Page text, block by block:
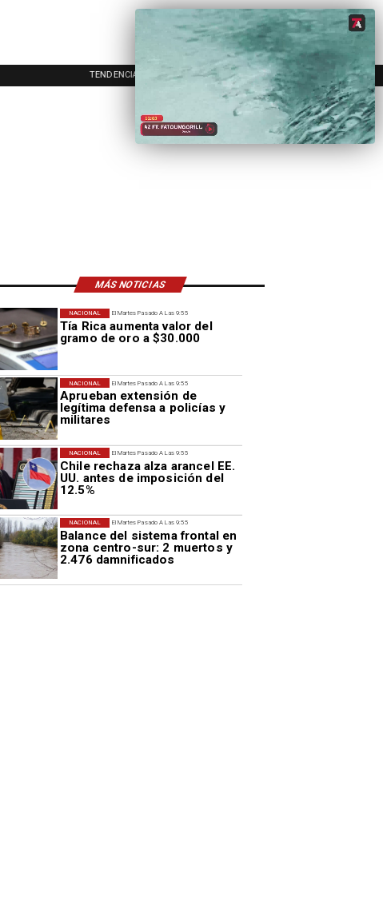
TENDENCIAS EVENTOS
MÁS NOTICIAS
El Martes Pasado A Las 9:55
Tía Rica aumenta valor del
gramo de oro a $30.000
NACIONAL
El Martes Pasado A Las 9:55
Aprueban extensión de
legítima defensa a policías y
militares
NACIONAL
El Martes Pasado A Las 9:55
Chile rechaza alza arancel EE.
UU. antes de imposición del
12.5%
NACIONAL
El Martes Pasado A Las 9:55
Balance del sistema frontal en
zona centro-sur: 2 muertos y
2.476 damnificados
NACIONAL